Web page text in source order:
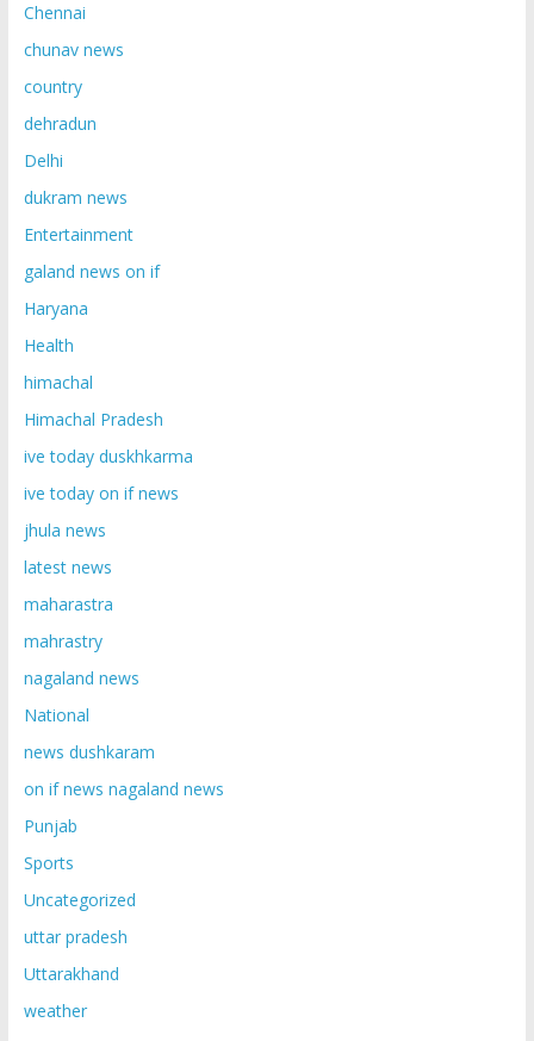
Chennai
chunav news
country
dehradun
Delhi
dukram news
Entertainment
galand news on if
Haryana
Health
himachal
Himachal Pradesh
ive today duskhkarma
ive today on if news
jhula news
latest news
maharastra
mahrastry
nagaland news
National
news dushkaram
on if news nagaland news
Punjab
Sports
Uncategorized
uttar pradesh
Uttarakhand
weather